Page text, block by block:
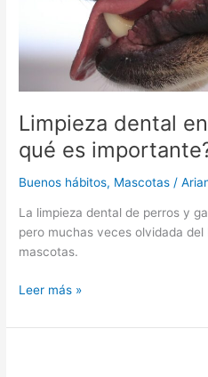
Limpieza dental
qué es
Buenos hábitos, Mascotas /
La limpieza dental de perros y
pero muchas veces olvidada
mascotas.
Leer más »